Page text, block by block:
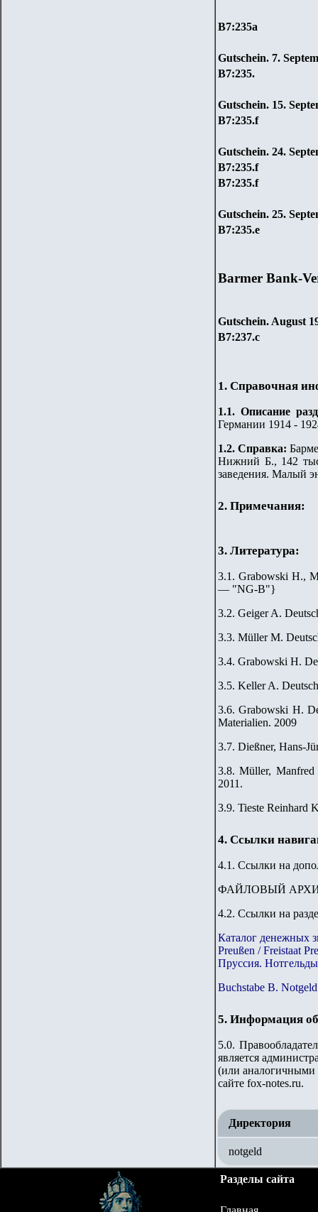
B7:235a
Gutschein. 7.
B7:235.
Gutschein. 15.
B7:235.f
Gutschein. 24.
B7:235.f
B7:235.f
Gutschein. 25.
B7:235.e
Barmer Bank-
Gutschein. August
B7:237.с
1. Справочная
1.1. Описание
Германии 1914 -
1.2. Справка:
Нижний Б., 142
заведения. Малый
2. Примечания:
3. Литература:
3.1. Grabowski H.,
— "NG-B"}
3.2. Geiger A.
3.3. Müller M.
3.4. Grabowski H.
3.5. Keller A.
3.6. Grabowski H.
Materialien. 2009
3.7. Dießner, Hans-
3.8. Müller, Manfred
2011.
3.9. Tieste Reinhard
4. Ссылки
4.1. Ссылки на
ФАЙЛОВЫЙ
4.2. Ссылки на
Каталог денежных
Preußen / Freistaat
Пруссия.
Buchstabe B.
5. Информация
5.0.
является
(или аналогичными
сайте fox-notes.ru.
Директория
notgeld
Разделы сайта